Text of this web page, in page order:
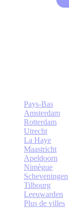
Pays-Bas
Amsterdam
Rotterdam
Utrecht
La Haye
Maastricht
Apeldoorn
Nimègue
Scheveningen
Tilbourg
Leeuwarden
Plus de villes